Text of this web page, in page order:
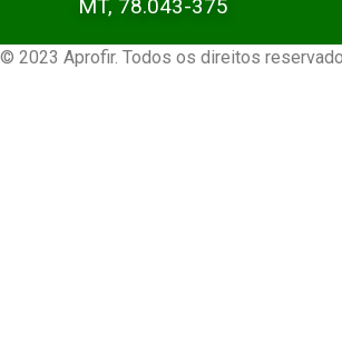
MT, 78.043-375
© 2023 Aprofir. Todos os direitos